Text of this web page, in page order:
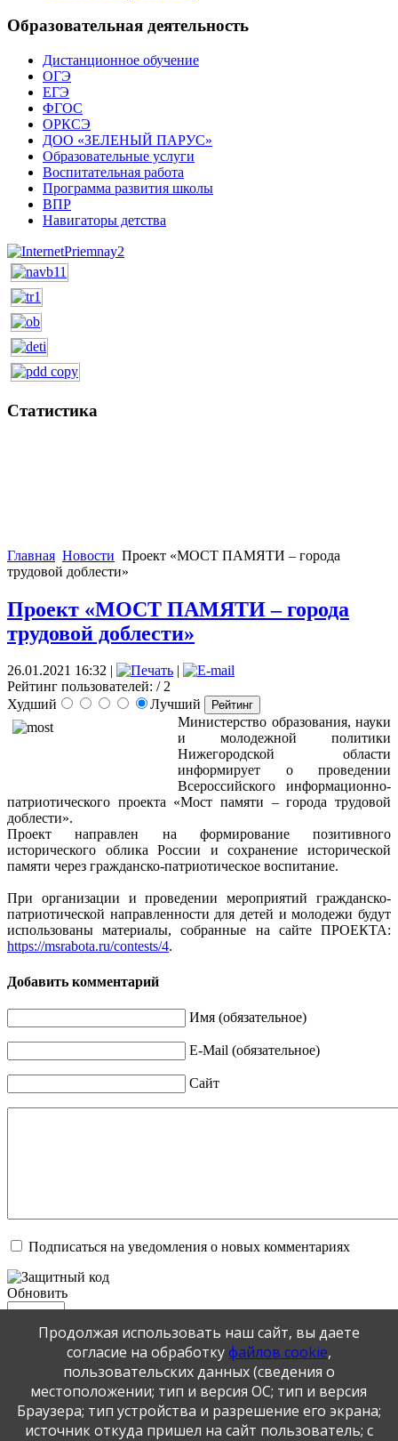
Образовательная деятельность
Дистанционное обучение
ОГЭ
ЕГЭ
ФГОС
ОРКСЭ
ДОО «ЗЕЛЕНЫЙ ПАРУС»
Образовательные услуги
Воспитательная работа
Программа развития школы
ВПР
Навигаторы детства
Статистика
Главная Новости Проект «МОСТ ПАМЯТИ – города
трудовой доблести»
Проект «МОСТ ПАМЯТИ – города
трудовой доблести»
26.01.2021 16:32
Рейтинг пользователей: / 2
Худший
Лучший
Министерство образования, науки
и молодежной политики
Нижегородской области
информирует о проведении
Всероссийского информационно-
патриотического проекта «Мост памяти – города трудовой
доблести».
Проект направлен на формирование позитивного
исторического облика России и сохранение исторической
памяти через гражданско-патриотическое воспитание.
При организации и проведении мероприятий гражданско-
патриотической направленности для детей и молодежи будут
использованы материалы, собранные на сайте ПРОЕКТА:
https://msrabota.ru/contests/4.
Добавить комментарий
Имя (обязательное)
E-Mail (обязательное)
Сайт
Подписаться на уведомления о новых комментариях
Обновить
Отправить
JComments
Публикация персональных данных, в том числе
фотографий, производится в соответствии с
Федеральным законом от 27.07.2006 г. № 152-ФЗ " О
Продолжая использовать наш сайт, вы даете
согласие на обработкуфайлов cookie,
пользовательских данных (сведения о
местоположении; тип и версия ОС; тип и версия
Браузера; тип устройства и разрешение его экрана;
источник откуда пришел на сайт пользователь; с